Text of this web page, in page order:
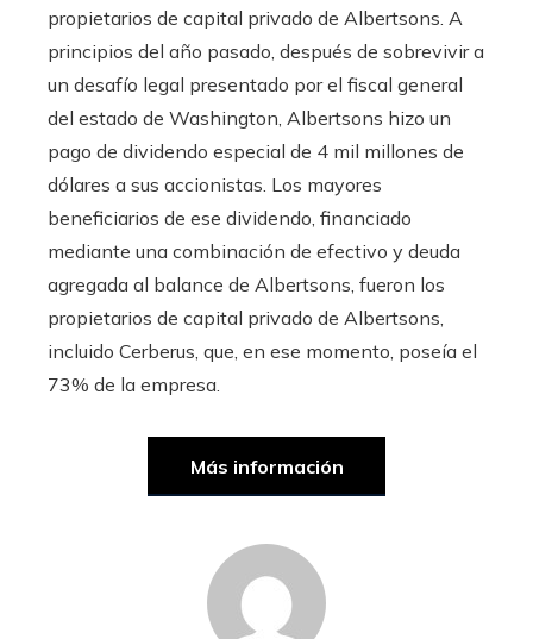
propietarios de capital privado de Albertsons. A
principios del año pasado, después de sobrevivir a
un desafío legal presentado por el fiscal general
del estado de Washington, Albertsons hizo un
pago de dividendo especial de 4 mil millones de
dólares a sus accionistas. Los mayores
beneficiarios de ese dividendo, financiado
mediante una combinación de efectivo y deuda
agregada al balance de Albertsons, fueron los
propietarios de capital privado de Albertsons,
incluido Cerberus, que, en ese momento, poseía el
73% de la empresa.
Más información